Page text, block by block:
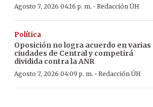
Agosto 7, 2026 04:16 p. m. · Redacción ÚH
Política
Oposición no logra acuerdo en varias
ciudades de Central y competirá
dividida contra la ANR
Agosto 7, 2026 04:09 p. m. · Redacción ÚH